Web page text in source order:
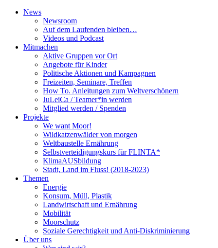
News
Newsroom
Auf dem Laufenden bleiben…
Videos und Podcast
Mitmachen
Aktive Gruppen vor Ort
Angebote für Kinder
Politische Aktionen und Kampagnen
Freizeiten, Seminare, Treffen
How To. Anleitungen zum Weltverschönern
JuLeiCa / Teamer*in werden
Mitglied werden / Spenden
Projekte
We want Moor!
Wildkatzenwälder von morgen
Weltbaustelle Ernährung
Selbstverteidigungskurs für FLINTA*
KlimaAUSbildung
Stadt, Land im Fluss! (2018-2023)
Themen
Energie
Konsum, Müll, Plastik
Landwirtschaft und Ernährung
Mobilität
Moorschutz
Soziale Gerechtigkeit und Anti-Diskriminierung
Über uns